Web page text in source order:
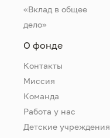
«Вклад в общее
дело»
О фонде
Контакты
Миссия
Команда
Работа у нас
Детские учреждения